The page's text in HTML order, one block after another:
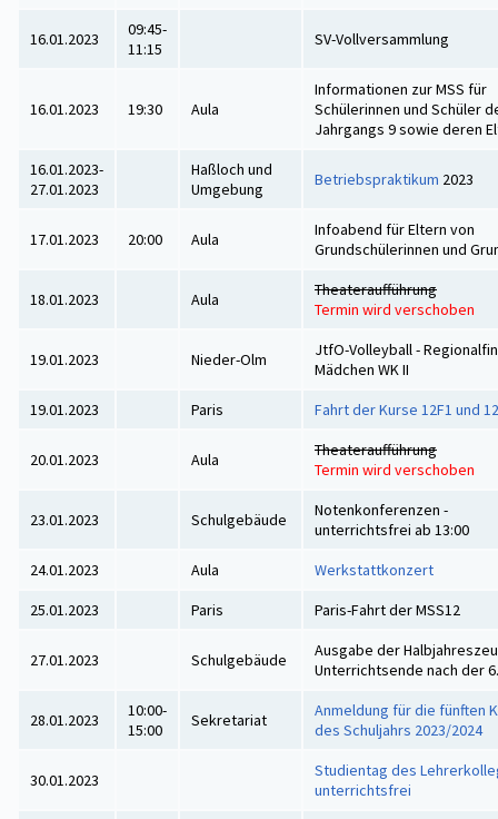
16.01.2023
09:45-
11:15
SV-Vollversammlung
16.01.2023 19:30 Aula
Informationen zur MSS für
Schülerinnen und Schüler
Jahrgangs 9 sowie deren
16.01.2023-
27.01.2023
Haßloch und
Umgebung
Betriebspraktikum 2023
17.01.2023 20:00 Aula
Infoabend für Eltern von
Grundschülerinnen und
18.01.2023 Aula
Theateraufführung
Termin wird verschoben
19.01.2023 Nieder-Olm
JtfO-Volleyball -
Mädchen WK II
19.01.2023
Paris Fahrt der Kurse 12F1 und
20.01.2023 Aula
Theateraufführung
Termin wird verschoben
23.01.2023 Schulgebäude
Notenkonferenzen -
unterrichtsfrei ab 13:00
24.01.2023
Aula
Werkstattkonzert
25.01.2023
Paris Paris-Fahrt der MSS12
27.01.2023 Schulgebäude
Ausgabe der
Unterrichtsende nach der
28.01.2023
10:00-
15:00
Sekretariat
Anmeldung für die fünften
des Schuljahrs 2023/2024
30.01.2023
Studientag des
unterrichtsfrei